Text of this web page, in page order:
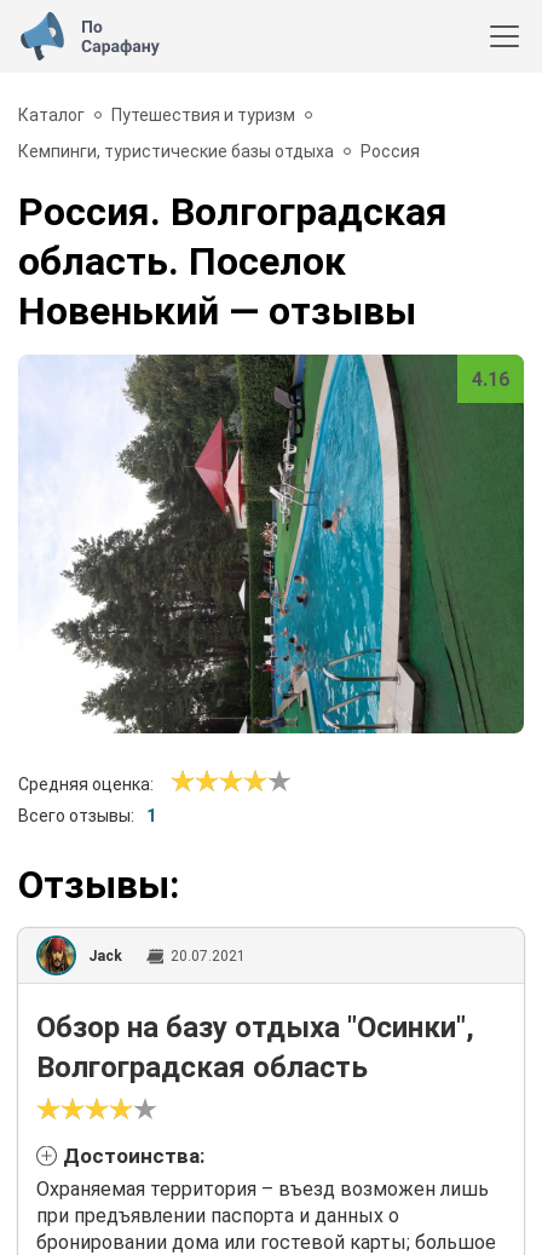
Каталог
Путешествия и туризм
Кемпинги, туристические базы отдыха
Россия
Россия. Волгоградская
область. Поселок
Новенький — отзывы
4.16
Средняя оценка:
Всего отзывы:
1
Отзывы:
Jack 20.07.2021
Обзор на базу отдыха "Осинки",
Волгоградская область
Достоинства:
Охраняемая территория – въезд возможен лишь
при предъявлении паспорта и данных о
бронировании дома или гостевой карты; большое